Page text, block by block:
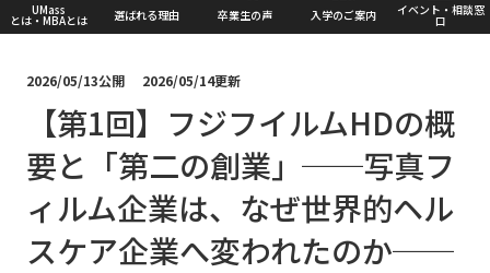
UMass
とは・MBAとは 選ばれる理由 卒業生の声 入学のご案内 イベント・相談窓
口
2026/05/13公開 2026/05/14更新
【第1回】フジフイルムHDの概
要と「第二の創業」──写真フ
ィルム企業は、なぜ世界的ヘル
スケア企業へ変われたのか──